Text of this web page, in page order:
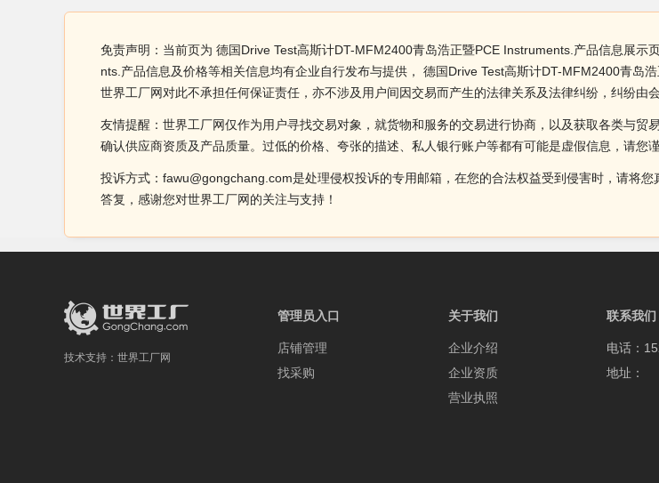
免责声明：当前页为 德国Drive Test高斯计DT-MFM2400青岛浩正暨PCE Instruments.产品信息展
nts.产品信息及价格等相关信息均有企业自行发布与提供， 德国Drive Test高斯计DT-MFM2400青岛
世界工厂网对此不承担任何保证责任，亦不涉及用户间因交易而产生的法律关系及法律纠纷，纠纷由
友情提醒：世界工厂网仅作为用户寻找交易对象，就货物和服务的交易进行协商，以及获取各类与
确认供应商资质及产品质量。过低的价格、夸张的描述、私人银行账户等都有可能是虚假信息，请您
投诉方式：fawu@gongchang.com是处理侵权投诉的专用邮箱，在您的合法权益受到侵害时，请将
答复，感谢您对世界工厂网的关注与支持！
技术支持： 世界工厂网
管理员入口
店铺管理
找采购
关于我们
企业介绍
企业资质
营业执照
联系我们
电话：
地址：